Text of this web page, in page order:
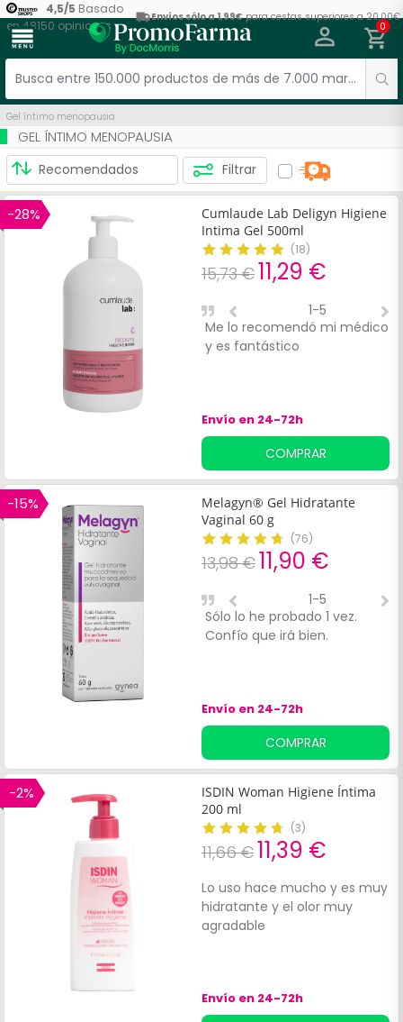
4,5/5 Basado
en48150 opiniones
Envíos sólo a 1,99€para cestas superiores a 20,00€
menu 0
Gel íntimo menopausia
GEL ÍNTIMO MENOPAUSIA
Filtrar
-28%
Cumlaude Lab Deligyn Higiene
Intima Gel 500ml
(18)
15,73 €11,29 €
Me lo recomendó mi médico
y es fantástico
1-5
Envío en 24-72h
COMPRAR
-15%
Melagyn® Gel Hidratante
Vaginal 60 g
(76)
13,98 €11,90 €
Sólo lo he probado 1 vez.
Confío que irá bien.
1-5
Envío en 24-72h
COMPRAR
-2%
ISDIN Woman Higiene Íntima
200 ml
(3)
11,66 €11,39 €
Lo uso hace mucho y es muy
hidratante y el olor muy
agradable
Envío en 24-72h